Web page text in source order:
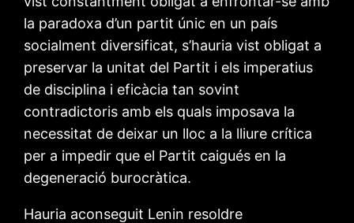
la paradoxa d’un partit únic en un país
socialment diversificat, s’hauria vist obligat a
preservar la unitat del Partit i els imperatius
de disciplina i eficàcia tan sovint
contradictoris amb els quals imposava la
necessitat de deixar un lloc a la lliure crítica
per a impedir que el Partit caigués en la
degeneració burocràtica.
Hauria aconseguit Lenin resoldre